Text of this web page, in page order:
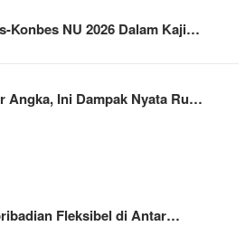
Konbes NU 2026 Dalam Kaji…
Angka, Ini Dampak Nyata Ru…
Fleksibel di Antar…